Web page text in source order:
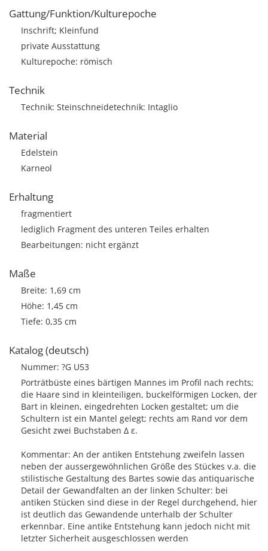
Gattung/Funktion/Kulturepoche
Inschrift; Kleinfund
private Ausstattung
Kulturepoche: römisch
Technik
Technik: Steinschneidetechnik: Intaglio
Material
Edelstein
Karneol
Erhaltung
fragmentiert
lediglich Fragment des unteren Teiles erhalten
Bearbeitungen: nicht ergänzt
Maße
Breite: 1,69 cm
Höhe: 1,45 cm
Tiefe: 0,35 cm
Katalog (deutsch)
Nummer: ?G U53
Porträtbüste eines bärtigen Mannes im Profil nach rechts;
die Haare sind in kleinteiligen, buckelförmigen Locken, der
Bart in kleinen, eingedrehten Locken gestaltet; um die
Schultern ist ein Mantel gelegt; rechts am Rand vor dem
Gesicht zwei Buchstaben Δ ε.
Kommentar: An der antiken Entstehung zweifeln lassen
neben der aussergewöhnlichen Größe des Stückes v.a. die
stilistische Gestaltung des Bartes sowie das antiquarische
Detail der Gewandfalten an der linken Schulter: bei
antiken Stücken sind diese in der Regel durchgehend, hier
ist deutlich das Gewandende unterhalb der Schulter
erkennbar. Eine antike Entstehung kann jedoch nicht mit
letzter Sicherheit ausgeschlossen werden